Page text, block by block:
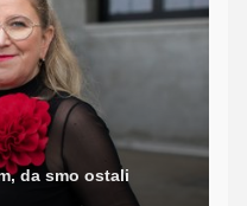
da smo ostali